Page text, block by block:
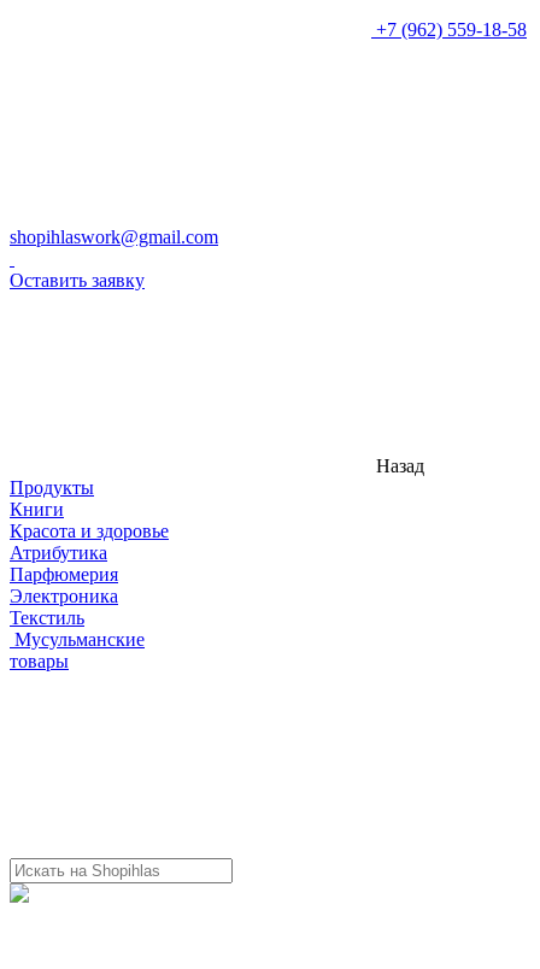
+7 (962) 559-18-58
shopihlaswork@gmail.com
Оставить заявку
Назад
Продукты
Книги
Красота и здоровье
Атрибутика
Парфюмерия
Электроника
Текстиль
Мусульманские
товары